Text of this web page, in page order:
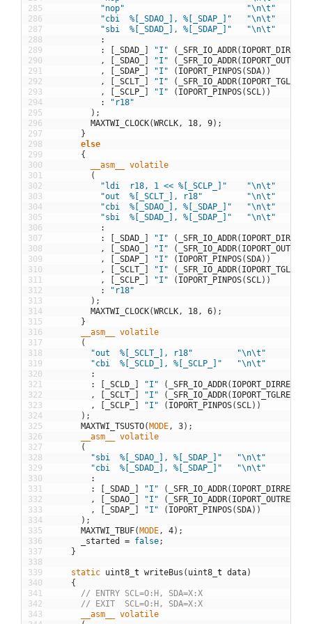
285
286
287
288
289
290
291
292
293
294
295
296
297
298
299
300
301
302
303
304
305
306
307
308
309
310
311
312
313
314
315
316
317
318
319
320
321
322
323
324
325
326
327
328
329
330
331
332
333
334
335
336
337
338
339
340
341
342
343
"nop"
"\n\t"
"cbi  %[_SDAO_], %[_SDAP_]"
"\n\t"
"sbi  %[_SDAD_], %[_SDAP_]"
"\n\t"
:
:
_SDAD_ "I" ( _SFR_IO_ADDR( IOPORT_DIRREG
,
_SDAO_ "I" ( _SFR_IO_ADDR( IOPORT_OUTREG
,
_SDAP_ "I" ( IOPORT_PINPOS(SDA) )
,
_SCLT_ "I" ( _SFR_IO_ADDR( IOPORT_TGLREG
,
_SCLP_ "I" ( IOPORT_PINPOS(SCL) )
:
"r18"
) ;
MAXTWI_CLOCK(WRCLK, 18, 9) ;
}
else
{
__asm__
volatile
(
"ldi  r18, 1 << %[_SCLP_]"
"\n\t"
"out  %[_SCLT_], r18"
"\n\t"
"cbi  %[_SDAO_], %[_SDAP_]"
"\n\t"
"sbi  %[_SDAD_], %[_SDAP_]"
"\n\t"
:
:
_SDAD_ "I" ( _SFR_IO_ADDR( IOPORT_DIRREG
,
_SDAO_ "I" ( _SFR_IO_ADDR( IOPORT_OUTREG
,
_SDAP_ "I" ( IOPORT_PINPOS(SDA) )
,
_SCLT_ "I" ( _SFR_IO_ADDR( IOPORT_TGLREG
,
_SCLP_ "I" ( IOPORT_PINPOS(SCL) )
:
"r18"
) ;
MAXTWI_CLOCK(WRCLK, 18, 6) ;
}
__asm__
volatile
(
"out  %[_SCLT_], r18"
"\n\t"
"cbi  %[_SCLD_], %[_SCLP_]"
"\n\t"
:
:
_SCLD_ "I" ( _SFR_IO_ADDR( IOPORT_DIRREG
,
_SCLT_ "I" ( _SFR_IO_ADDR( IOPORT_TGLREG
,
_SCLP_ "I" ( IOPORT_PINPOS(SCL) )
) ;
MAXTWI_TSUSTO( MODE, 3) ;
__asm__
volatile
(
"sbi  %[_SDAO_], %[_SDAP_]"
"\n\t"
"cbi  %[_SDAD_], %[_SDAP_]"
"\n\t"
:
:
_SDAD_ "I" ( _SFR_IO_ADDR( IOPORT_DIRREG
,
_SDAO_ "I" ( _SFR_IO_ADDR( IOPORT_OUTREG
,
_SDAP_ "I" ( IOPORT_PINPOS(SDA) )
) ;
MAXTWI_TBUF( MODE, 4) ;
_started
= false;
}
static uint8 t writeBus ( uint8 t data)
{
// ENTRY SCL=O:H, SDA=X:X
// EXIT  SCL=O:H, SDA=X:X
__asm__
volatile